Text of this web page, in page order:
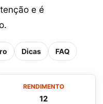
e é
Dicas FAQ
RENDIMENTO
12